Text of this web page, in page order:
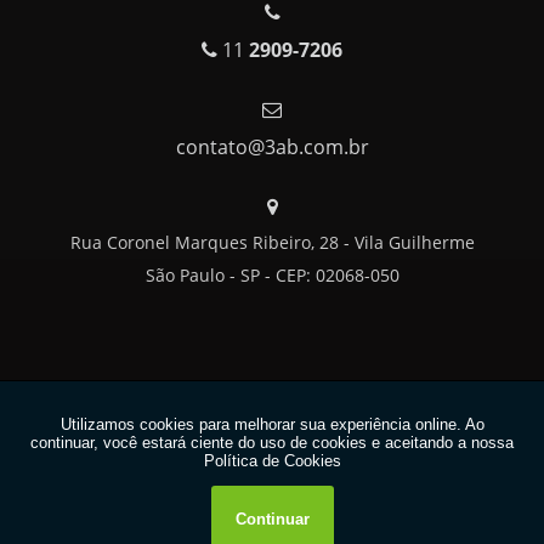
FORNECEDORA DE ALIMENTAÇÃO INDUSTRIAL
FORNECEDORES DE ALIMENTAÇÃO CORPORATIVA
FORNECEDORES DE REFEIÇÕES PARA EMPRESAS
FORNECIMENTO DE COMIDA PARA EMPRESAS
FORNECIMENTO DE REFEIÇÕES PARA EMPRESAS
FORNECIMENTO DE REFEIÇÕES PARA GRANDES OBRAS
REFEIÇÕES PARA EMPRESAS
REFEIÇÕES PARA INDÚSTRIAS
11 2909-7206
contato@3ab.com.br
Rua Coronel Marques Ribeiro, 28 - Vila Guilherme
São Paulo - SP - CEP: 02068-050
W3C